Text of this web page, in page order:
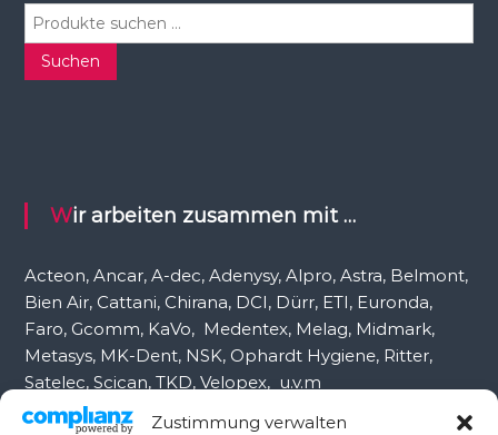
Zustimmung verwalten
h
c
Suchen
Wir arbeiten zusammen mit …
Acteon, Ancar, A-dec, Adenysy, Alpro, Astra, Belmont,
Bien Air, Cattani, Chirana, DCI, Dürr, ETI, Euronda,
Faro, Gcomm, KaVo, Medentex, Melag, Midmark,
Metasys, MK-Dent, NSK, Ophardt Hygiene, Ritter,
Satelec, Scican, TKD, Velopex, u.v.m